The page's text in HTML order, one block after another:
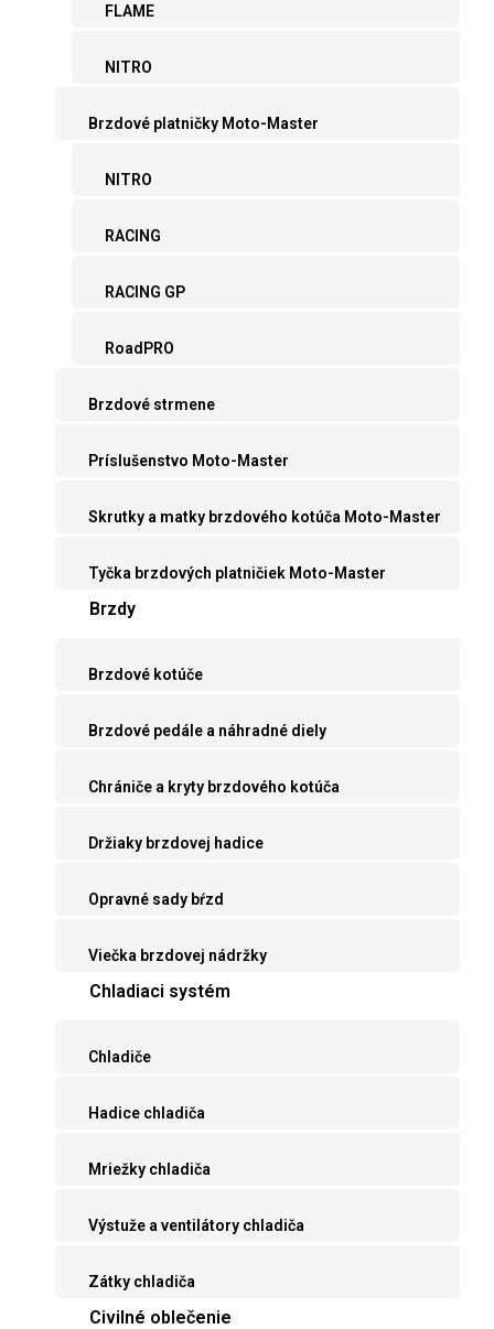
FLAME
NITRO
Brzdové platničky Moto-Master
NITRO
RACING
RACING GP
RoadPRO
Brzdové strmene
Príslušenstvo Moto-Master
Skrutky a matky brzdového kotúča Moto-Master
Tyčka brzdových platničiek Moto-Master
Brzdy
Brzdové kotúče
Brzdové pedále a náhradné diely
Chrániče a kryty brzdového kotúča
Držiaky brzdovej hadice
Opravné sady bŕzd
Viečka brzdovej nádržky
Chladiaci systém
Chladiče
Hadice chladiča
Mriežky chladiča
Výstuže a ventilátory chladiča
Zátky chladiča
Civilné oblečenie